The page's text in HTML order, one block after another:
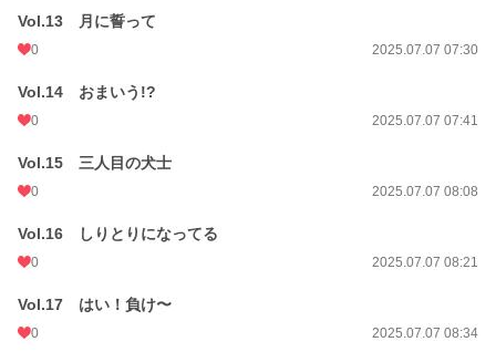
Vol.13 月に誓って
0 2025.07.07 07:30
Vol.14 おまいう!?
0 2025.07.07 07:41
Vol.15 三人目の犬士
0 2025.07.07 08:08
Vol.16 しりとりになってる
0 2025.07.07 08:21
Vol.17 はい！負け〜
0 2025.07.07 08:34